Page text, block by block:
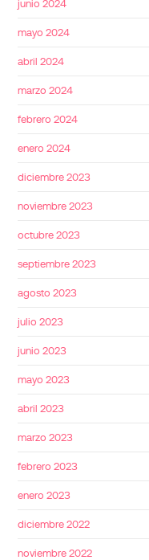
junio 2024
mayo 2024
abril 2024
marzo 2024
febrero 2024
enero 2024
diciembre 2023
noviembre 2023
octubre 2023
septiembre 2023
agosto 2023
julio 2023
junio 2023
mayo 2023
abril 2023
marzo 2023
febrero 2023
enero 2023
diciembre 2022
noviembre 2022